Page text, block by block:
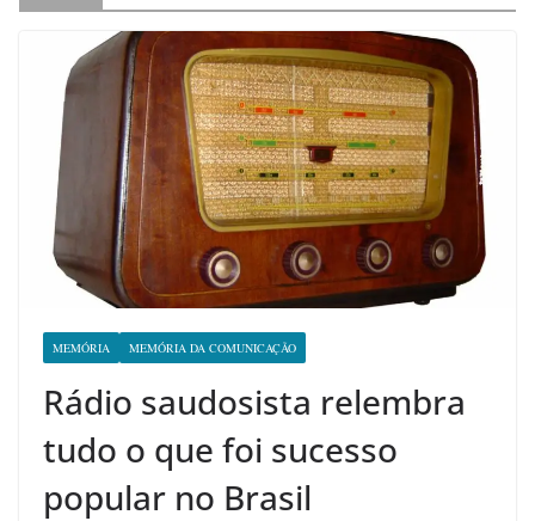
MEMÓRIA MEMÓRIA DA COMUNICAÇÃO
Rádio saudosista relembra
tudo o que foi sucesso
popular no Brasil